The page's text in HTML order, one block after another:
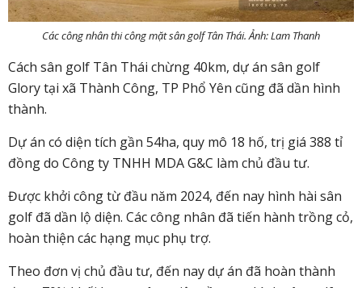
Các công nhân thi công mặt sân golf Tân Thái. Ảnh: Lam Thanh
Cách sân golf Tân Thái chừng 40km, dự án sân golf
Glory tại xã Thành Công, TP Phổ Yên cũng đã dần hình
thành.
Dự án có diện tích gần 54ha, quy mô 18 hố, trị giá 388 tỉ
đồng do Công ty TNHH MDA G&C làm chủ đầu tư.
Được khởi công từ đầu năm 2024, đến nay hình hài sân
golf đã dần lộ diện. Các công nhân đã tiến hành trồng cỏ,
hoàn thiện các hạng mục phụ trợ.
Theo đơn vị chủ đầu tư, đến nay dự án đã hoàn thành